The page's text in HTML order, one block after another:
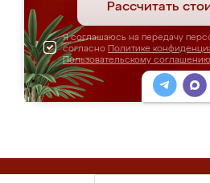
Рассчитать
Я соглашаюсь на передачу
согласно Политике
Пользовательскому соглашению